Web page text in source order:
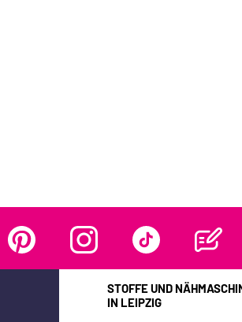
STOFFE UND
IN LEIPZIG